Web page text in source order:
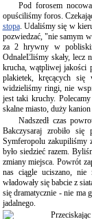
Pod forosem
opuściliśmy foros.
stopa. Udaliśmy się w
pozwiedzać, "nie samym
za 2 hrywny w
OdnaleĽliśmy skały, lecz
krucha, wątpliwej jakości
plakietek, kręcących
widzieliśmy ringi, nie
jest taki kruchy.
skalne miasto, duży kanion
Nadszedł czas
Bakczysaraj zrobiło się
Symferopolu zakupiliśmy
było siedzieć razem.
zmiany miejsca. Powrót
nas ciągle uciszano, nie
władowały się babcie z
się dramatycznie - nie ma
jadalnego.